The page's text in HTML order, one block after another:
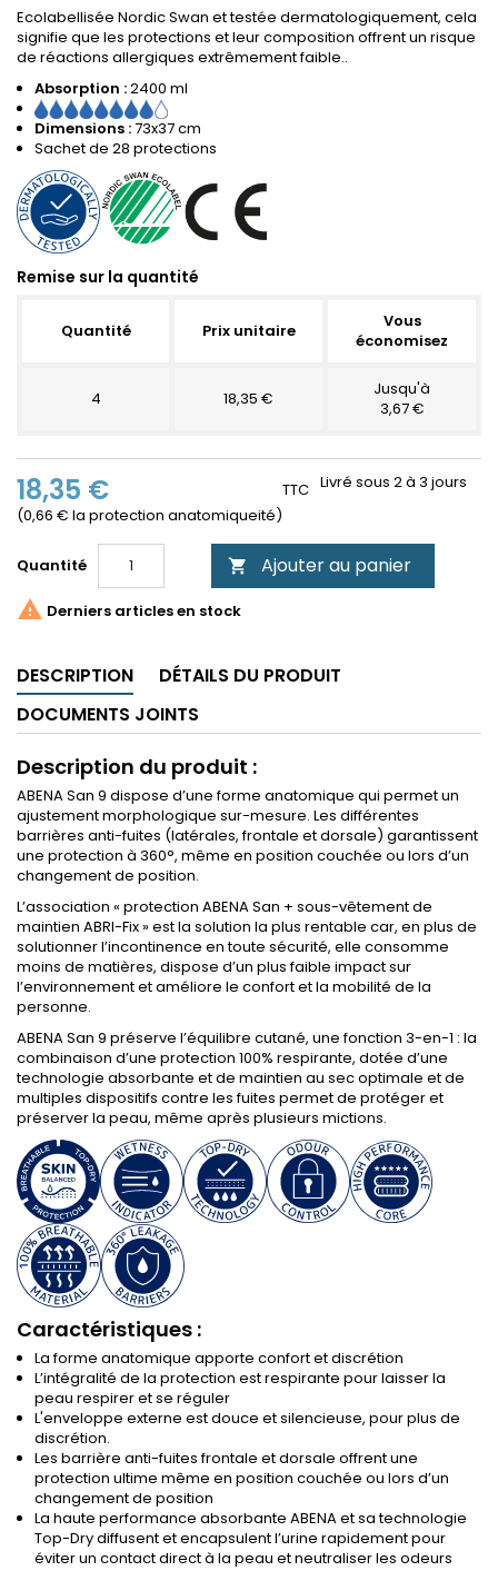
Ecolabellisée Nordic Swan et testée dermatologiquement, cela
signifie que les protections et leur composition offrent un risque
de réactions allergiques extrêmement faible..
Absorption :2400 ml
Dimensions :73x37 cm
Sachet de 28 protections
Remise sur la quantité
Quantité Prix unitaire
Vous
économisez
4 18,35 €
Jusqu'à
3,67 €
18,35 €
(0,66 € la protection anatomiqueité)
TTC Livré sous 2 à 3 jours
Quantité  Ajouter au panier
 Derniers articles en stock
DESCRIPTION
DÉTAILS DU PRODUIT
DOCUMENTS JOINTS
Description du produit :
ABENA San 9 dispose d’une forme anatomique qui permet un
ajustement morphologique sur-mesure. Les différentes
barrières anti-fuites (latérales, frontale et dorsale) garantissent
une protection à 360°, même en position couchée ou lors d’un
changement de position.
L’association « protection ABENA San + sous-vêtement de
maintien ABRI-Fix » est la solution la plus rentable car, en plus de
solutionner l’incontinence en toute sécurité, elle consomme
moins de matières, dispose d’un plus faible impact sur
l’environnement et améliore le confort et la mobilité de la
personne.
ABENA San 9 préserve l’équilibre cutané, une fonction 3-en-1 : la
combinaison d’une protection 100% respirante, dotée d’une
technologie absorbante et de maintien au sec optimale et de
multiples dispositifs contre les fuites permet de protéger et
préserver la peau, même après plusieurs mictions.
Caractéristiques :
La forme anatomique apporte confort et discrétion
L’intégralité de la protection est respirante pour laisser la
peau respirer et se réguler
L'enveloppe externe est douce et silencieuse, pour plus de
discrétion.
Les barrière anti-fuites frontale et dorsale offrent une
protection ultime même en position couchée ou lors d’un
changement de position
La haute performance absorbante ABENA et sa technologie
Top-Dry diffusent et encapsulent l’urine rapidement pour
éviter un contact direct à la peau et neutraliser les odeurs